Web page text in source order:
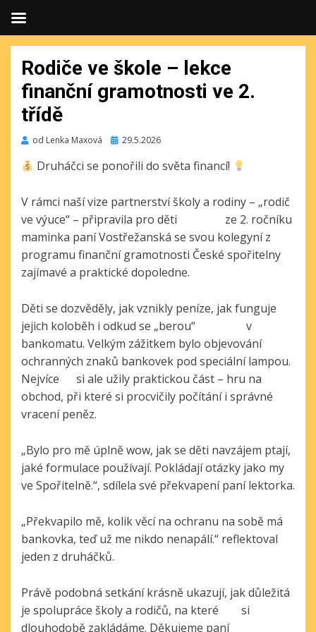
Rodiče ve škole – lekce
finanční gramotnosti ve 2.
třídě
od Lenka Maxová Publikováno
29.5.2026
Druháčci se ponořili do světa financí!
V rámci naší vize partnerství školy a rodiny – „rodič
ve výuce“ – připravila pro děti ze 2. ročníku
maminka paní Vostřežanská se svou kolegyní z
programu finanční gramotnosti České spořitelny
zajímavé a praktické dopoledne.
Děti se dozvěděly, jak vznikly peníze, jak funguje
jejich koloběh i odkud se „berou“ v
bankomatu. Velkým zážitkem bylo objevování
ochranných znaků bankovek pod speciální lampou.
Nejvíce si ale užily praktickou část – hru na
obchod, při které si procvičily počítání i správné
vracení peněz.
„Bylo pro mě úplně wow, jak se děti navzájem ptají,
jaké formulace používají. Pokládají otázky jako my
ve Spořitelně.“, sdílela své překvapení paní lektorka.
„Překvapilo mě, kolik věcí na ochranu na sobě má
bankovka, teď už me nikdo nenapálí.“ reflektoval
jeden z druháčků.
Právě podobná setkání krásně ukazují, jak důležitá
je spolupráce školy a rodičů, na které si
dlouhodobě zakládáme. Děkujeme paní